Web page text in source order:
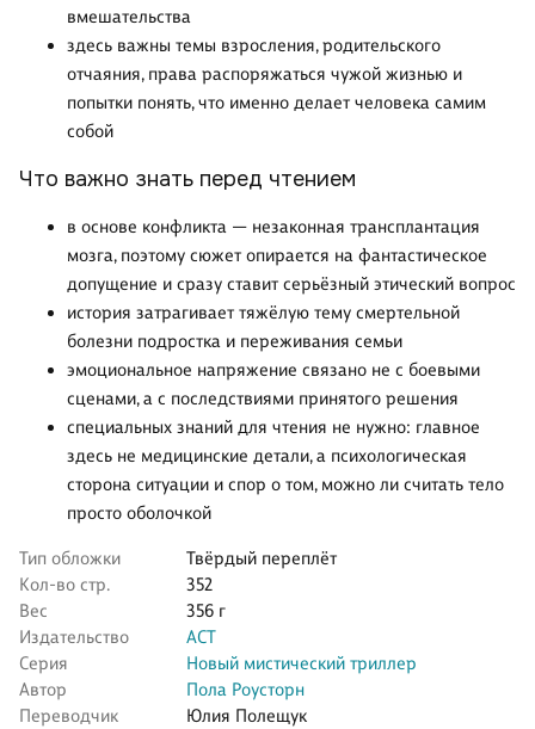
вмешательства
здесь важны темы взросления, родительского
отчаяния, права распоряжаться чужой жизнью и
попытки понять, что именно делает человека самим
собой
Что важно знать перед чтением
в основе конфликта — незаконная трансплантация
мозга, поэтому сюжет опирается на фантастическое
допущение и сразу ставит серьёзный этический вопрос
история затрагивает тяжёлую тему смертельной
болезни подростка и переживания семьи
эмоциональное напряжение связано не с боевыми
сценами, а с последствиями принятого решения
специальных знаний для чтения не нужно: главное
здесь не медицинские детали, а психологическая
сторона ситуации и спор о том, можно ли считать тело
просто оболочкой
Тип обложки
Твёрдый переплёт
Кол-во стр.
352
Вес
356 г
Издательство
АСТ
Серия
Новый мистический триллер
Автор
Пола Роусторн
Переводчик
Юлия Полещук